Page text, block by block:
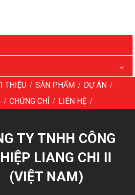
THIỆU / SẢN PHẨM / DỰ ÁN /
/ CHỨNG CHỈ / LIÊN HỆ /
TY TNHH CÔNG
LIANG CHI II
(VIỆT NAM)